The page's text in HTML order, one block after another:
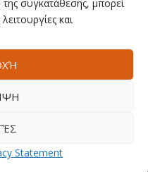
συγκατάθεσης, μπορεί
και
Statement